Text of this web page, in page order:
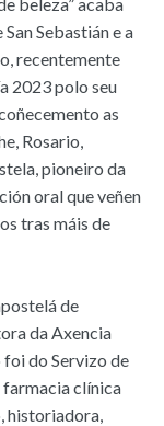
Sebastián e a
recentemente
2023 polo seu
as
Rosario,
pioneiro da
oral que veñen
tras máis de
de
da Axencia
foi do Servizo de
farmacia clínica
historiadora,